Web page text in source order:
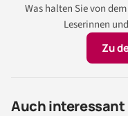
Was halten Sie von
Leserinnen
Zu
Auch interessant